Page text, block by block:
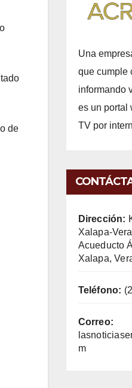
de
Una
que cumple
informando
es un portal
TV por
Dirección:
Xalapa-
Acueducto
Xalapa,
Teléfono:
Correo:
m